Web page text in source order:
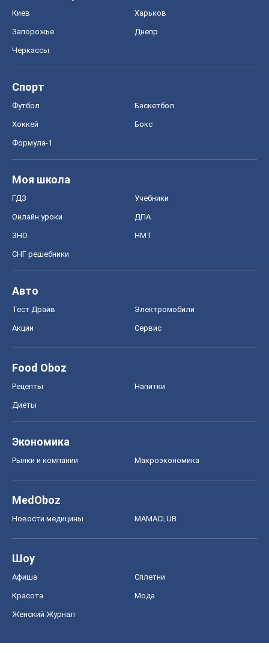
Киев Харьков
Запорожье Днепр
Черкассы
Спорт
Футбол Баскетбол
Хоккей Бокс
Формула-1
Моя школа
ГДЗ Учебники
Онлайн уроки ДПА
ЗНО НМТ
СНГ решебники
Авто
Тест Драйв Электромобили
Акции Сервис
Food Oboz
Рецепты Напитки
Диеты
Экономика
Рынки и компании Mакроэкономика
MedOboz
Новости медицины MAMACLUB
Шоу
Афиша Сплетни
Красота Мода
Женский Журнал